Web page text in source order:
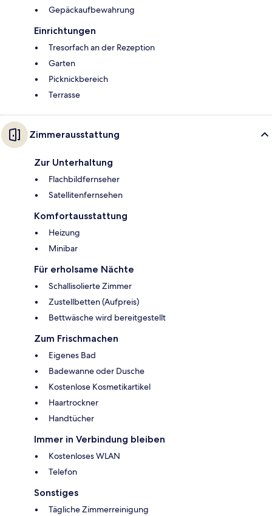
Gepäckaufbewahrung
Einrichtungen
Tresorfach an der Rezeption
Garten
Picknickbereich
Terrasse
Zimmerausstattung
Zur Unterhaltung
Flachbildfernseher
Satellitenfernsehen
Komfortausstattung
Heizung
Minibar
Für erholsame Nächte
Schallisolierte Zimmer
Zustellbetten (Aufpreis)
Bettwäsche wird bereitgestellt
Zum Frischmachen
Eigenes Bad
Badewanne oder Dusche
Kostenlose Kosmetikartikel
Haartrockner
Handtücher
Immer in Verbindung bleiben
Kostenloses WLAN
Telefon
Sonstiges
Tägliche Zimmerreinigung